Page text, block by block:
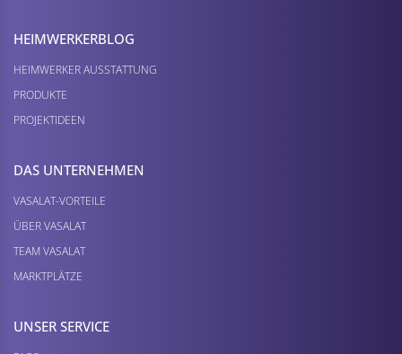
HEIMWERKER­BLOG
HEIMWERKER AUSSTATTUNG
PRODUKTE
PROJEKTIDEEN
DAS UNTERNEHMEN
VASALAT-VORTEILE
ÜBER VASALAT
TEAM VASALAT
MARKTPLÄTZE
UNSER SERVICE